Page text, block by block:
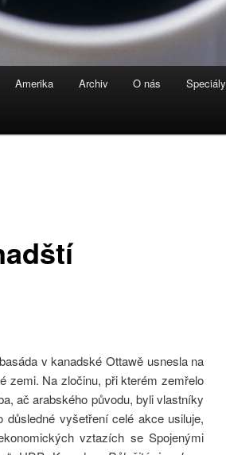
Amerika Archiv O nás Speciály
v kanadské Ottawě usnesla na
zemi. Na zločinu, při kterém zemřelo
ač arabského původu, byli vlastníky
důsledné vyšetření celé akce usiluje,
vztazích se Spojenými